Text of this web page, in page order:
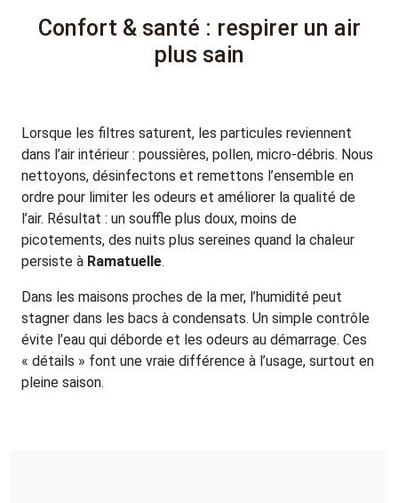
Confort & santé : respirer un air
plus sain
Lorsque les filtres saturent, les particules reviennent
dans l’air intérieur : poussières, pollen, micro-débris. Nous
nettoyons, désinfectons et remettons l’ensemble en
ordre pour limiter les odeurs et améliorer la qualité de
l’air. Résultat : un souffle plus doux, moins de
picotements, des nuits plus sereines quand la chaleur
persiste à Ramatuelle.
Dans les maisons proches de la mer, l’humidité peut
stagner dans les bacs à condensats. Un simple contrôle
évite l’eau qui déborde et les odeurs au démarrage. Ces
« détails » font une vraie différence à l’usage, surtout en
pleine saison.